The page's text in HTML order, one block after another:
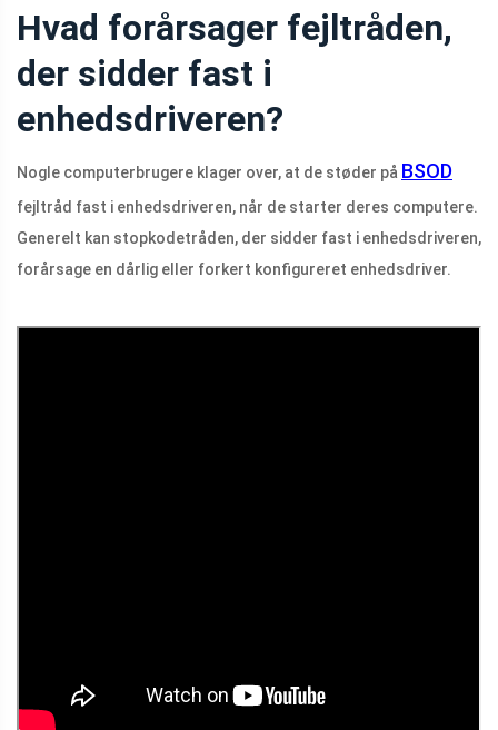
Hvad forårsager fejltråden,
der sidder fast i
enhedsdriveren?
Nogle computerbrugere klager over, at de støder på BSOD
fejltråd fast i enhedsdriveren, når de starter deres computere.
Generelt kan stopkodetråden, der sidder fast i enhedsdriveren,
forårsage en dårlig eller forkert konfigureret enhedsdriver.